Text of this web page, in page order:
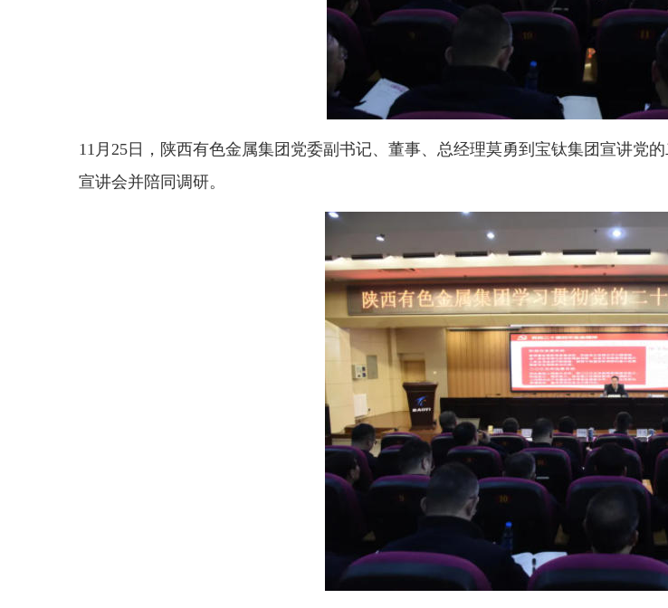
11月25日，陕西有色金属集团党委副书记、董事、总经理莫勇到宝钛集团宣讲党
宣讲会并陪同调研。